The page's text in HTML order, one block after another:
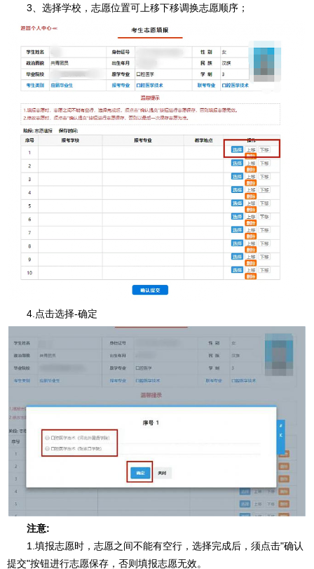
3、选择学校，志愿位置可上移下移调换志愿顺序；
4.点击选择-确定
注意:
1.填报志愿时，志愿之间不能有空行，选择完成后，须点击"确认
提交"按钮进行志愿保存，否则填报志愿无效。